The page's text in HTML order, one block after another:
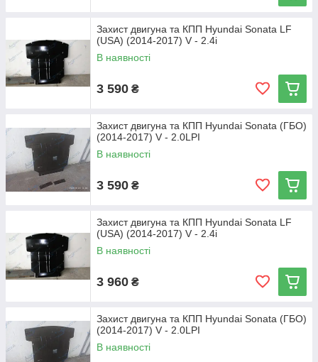
Захист двигуна та КПП Hyundai Sonata LF
(USA) (2014-2017) V - 2.4i
В наявності
3 590 ₴
Захист двигуна та КПП Hyundai Sonata (ГБО)
(2014-2017) V - 2.0LPI
В наявності
3 590 ₴
Захист двигуна та КПП Hyundai Sonata LF
(USA) (2014-2017) V - 2.4i
В наявності
3 960 ₴
Захист двигуна та КПП Hyundai Sonata (ГБО)
(2014-2017) V - 2.0LPI
В наявності